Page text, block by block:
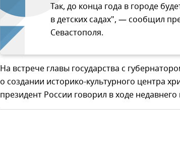
Так, до конца года в городе
в детских садах", — сообщил
Севастополя.
На встрече главы государства с
о создании историко-культурного центра
президент России говорил в ходе